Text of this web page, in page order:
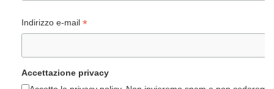
Indirizzo e-mail *
Accettazione privacy